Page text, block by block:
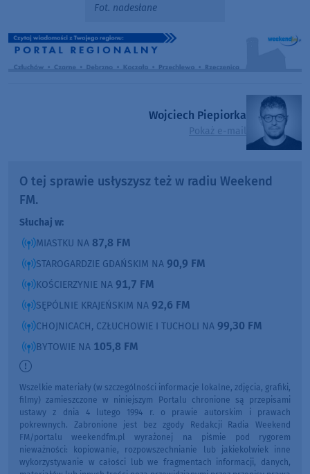
Fot. nadesłane
Wojciech Piepiorka
Pokaż e-mail
O tej sprawie usłyszysz też w radiu Weekend
FM.
Słuchaj w:
MIASTKU NA 87,8 FM
STAROGARDZIE GDAŃSKIM NA 90,9 FM
KOŚCIERZYNIE NA 91,7 FM
SĘPÓLNIE KRAJEŃSKIM NA 92,6 FM
CHOJNICACH, CZŁUCHOWIE I TUCHOLI NA 99,30 FM
BYTOWIE NA 105,8 FM
Wszelkie materiały (w szczególności informacje lokalne, zdjęcia, grafiki,
filmy) zamieszczone w niniejszym Portalu chronione są przepisami
ustawy z dnia 4 lutego 1994 r. o prawie autorskim i prawach
pokrewnych. Zabronione jest bez zgody Redakcji Radia Weekend
FM/portalu weekendfm.pl wyrażonej na piśmie pod rygorem
nieważności: kopiowanie, rozpowszechnianie lub jakiekolwiek inne
wykorzystywanie w całości lub we fragmentach informacji, danych,